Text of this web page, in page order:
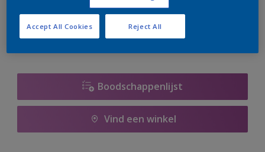
er hard aan om de voorraad aan te vullen.
Boodschappenlijst
Vind een winkel
Reject All
Accept All Cookies